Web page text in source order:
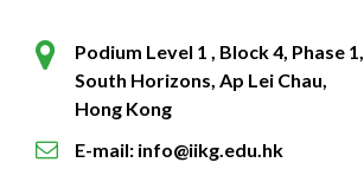
Podium Level 1 , Block 4, Phase 1,
South Horizons, Ap Lei Chau,
Hong Kong
E-mail: info@iikg.edu.hk